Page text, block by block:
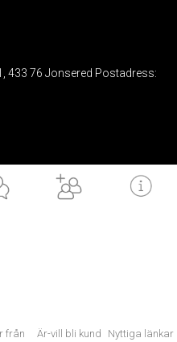
433 76 Jonsered Postadress:
från
Är-vill bli kund Nyttiga länkar